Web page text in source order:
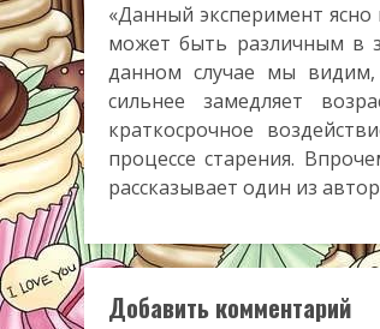
«Данный эксперимент
может быть различным в
данном случае мы
сильнее замедляет
краткосрочное
процессе старения.
рассказывает один из
Добавить комментарий